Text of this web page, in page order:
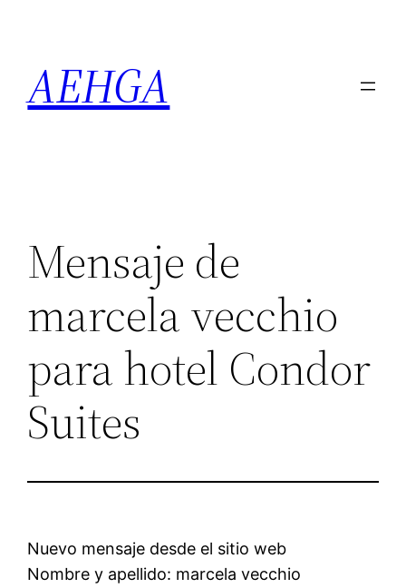
contenido
AEHGA
Mensaje de
marcela vecchio
para hotel Condor
Suites
Nuevo mensaje desde el sitio web
Nombre y apellido: marcela vecchio